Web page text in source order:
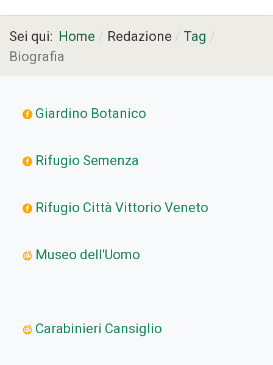
Sei qui: Home Redazione
Tag
Biografia
Giardino Botanico
Rifugio Semenza
Rifugio Città Vittorio Veneto
Museo dell'Uomo
Carabinieri Cansiglio